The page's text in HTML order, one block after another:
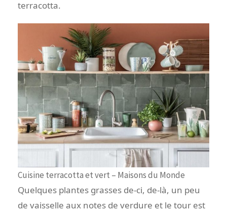
terracotta.
Cuisine terracotta et vert – Maisons du Monde
Quelques plantes grasses de-ci, de-là, un peu
de vaisselle aux notes de verdure et le tour est